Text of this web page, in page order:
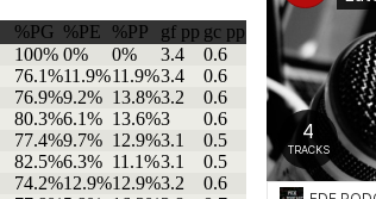
%PG %PE %PP gf pp gc pp
100% 0% 0% 3.4
0.6
76.1%11.9%11.9%3.4
0.6
76.9%9.2% 13.8%3.2
0.6
80.3%6.1% 13.6%3
0.6
77.4%9.7% 12.9%3.1
0.5
82.5%6.3% 11.1%3.1
0.5
74.2%12.9%12.9%3.2
0.6